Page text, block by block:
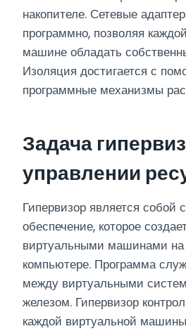
накопителе. Сетевые
программно, позволяя
машине обладать
Изоляция достигается с
программные механизмы
Задача
управлении
Гипервизор является собой
обеспечение, которое
виртуальными машинами
компьютере. Программа
между виртуальными
железом. Гипервизор
каждой виртуальной